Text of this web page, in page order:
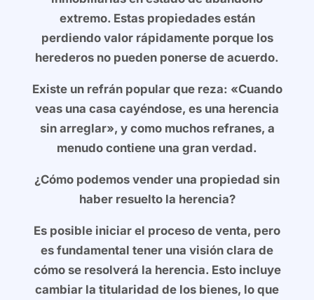
extremo. Estas propiedades están
perdiendo valor rápidamente porque los
herederos no pueden ponerse de acuerdo.
Existe un refrán popular que reza: «Cuando
veas una casa cayéndose, es una herencia
sin arreglar», y como muchos refranes, a
menudo contiene una gran verdad.
¿Cómo podemos vender una propiedad sin
haber resuelto la herencia?
Es posible iniciar el proceso de venta, pero
es fundamental tener una visión clara de
cómo se resolverá la herencia. Esto incluye
cambiar la titularidad de los bienes, lo que